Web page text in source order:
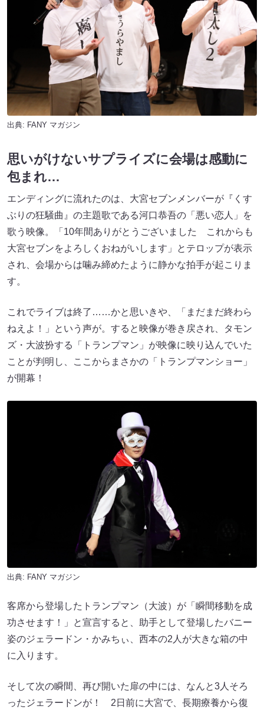
出典: FANY マガジン
思いがけないサプライズに会場は感動に
包まれ…
エンディングに流れたのは、大宮セブンメンバーが『くす
ぶりの狂騒曲』の主題歌である河口恭吾の「悪い恋人」を
歌う映像。「10年間ありがとうございました これからも
大宮セブンをよろしくおねがいします」とテロップが表示
され、会場からは噛み締めたように静かな拍手が起こりま
す。
これでライブは終了……かと思いきや、「まだまだ終わら
ねえよ！」という声が。すると映像が巻き戻され、タモン
ズ・大波扮する「トランプマン」が映像に映り込んでいた
ことが判明し、ここからまさかの「トランプマンショー」
が開幕！
出典: FANY マガジン
客席から登場したトランプマン（大波）が「瞬間移動を成
功させます！」と宣言すると、助手として登場したバニー
姿のジェラードン・かみちぃ、西本の2人が大きな箱の中
に入ります。
そして次の瞬間、再び開いた扉の中には、なんと3人そろ
ったジェラードンが！ 2日前に大宮で、長期療養から復